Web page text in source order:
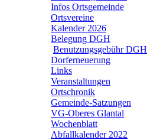
Infos Ortsgemeinde
Ortsvereine
Kalender 2026
Belegung DGH
Benutzungsgebühr DGH
Dorferneuerung
Links
Veranstaltungen
Ortschronik
Gemeinde-Satzungen
VG-Oberes Glantal
Wochenblatt
Abfallkalender 2022